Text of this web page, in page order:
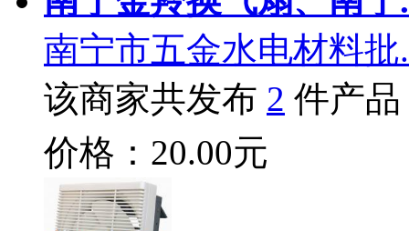
南宁市五金水电材料批
该商家共发布 2 件产品
价格：20.00元